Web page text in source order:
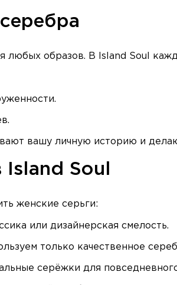
любых образов. В Island Soul
вашу личную историю и
Soul
женские серьги:
или дизайнерская смелость.
только качественное
серёжки для